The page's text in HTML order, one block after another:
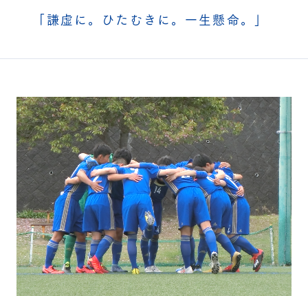
「謙虚に。ひたむきに。一生懸命。」